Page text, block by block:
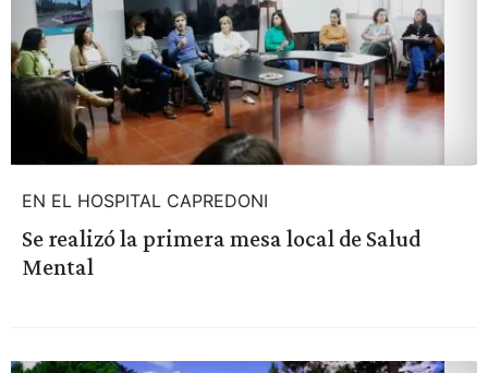
EN EL HOSPITAL CAPREDONI
Se realizó la primera mesa local de Salud
Mental